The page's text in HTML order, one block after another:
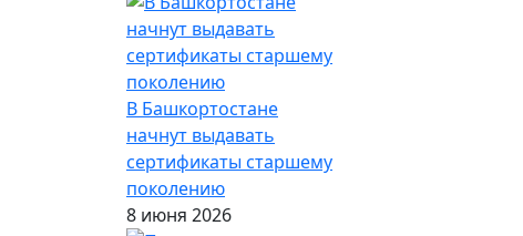
В Башкортостане
начнут выдавать
сертификаты старшему
поколению
8 июня 2026